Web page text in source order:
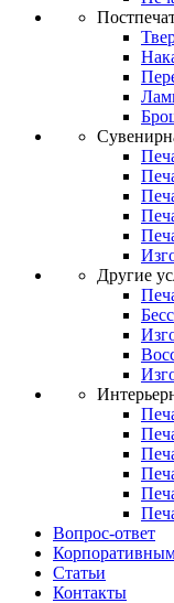
Другие
Вопрос-ответ
Статьи
Контакты